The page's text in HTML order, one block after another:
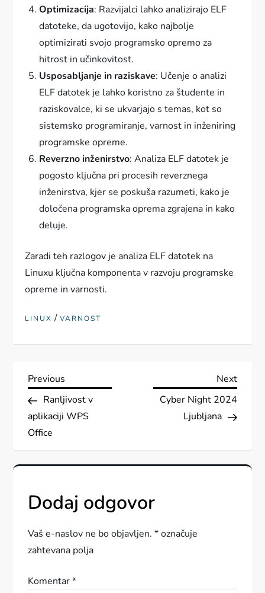
Optimizacija: Razvijalci lahko analizirajo ELF
datoteke, da ugotovijo, kako najbolje
optimizirati svojo programsko opremo za
hitrost in učinkovitost.
Usposabljanje in raziskave: Učenje o analizi
ELF datotek je lahko koristno za študente in
raziskovalce, ki se ukvarjajo s temas, kot so
sistemsko programiranje, varnost in inženiring
programske opreme.
Reverzno inženirstvo: Analiza ELF datotek je
pogosto ključna pri procesih reverznega
inženirstva, kjer se poskuša razumeti, kako je
določena programska oprema zgrajena in kako
deluje.
Zaradi teh razlogov je analiza ELF datotek na
Linuxu ključna komponenta v razvoju programske
opreme in varnosti.
LINUX /VARNOST
N
a
v
i
g
a
c
i
Previous
Post
Previous
Ranljivost v
aplikaciji WPS
Office
Next
Next
Cyber Night 2024
Ljubljana
Dodaj odgovor
Vaš e-naslov ne bo objavljen. *označuje
zahtevana polja
Komentar*